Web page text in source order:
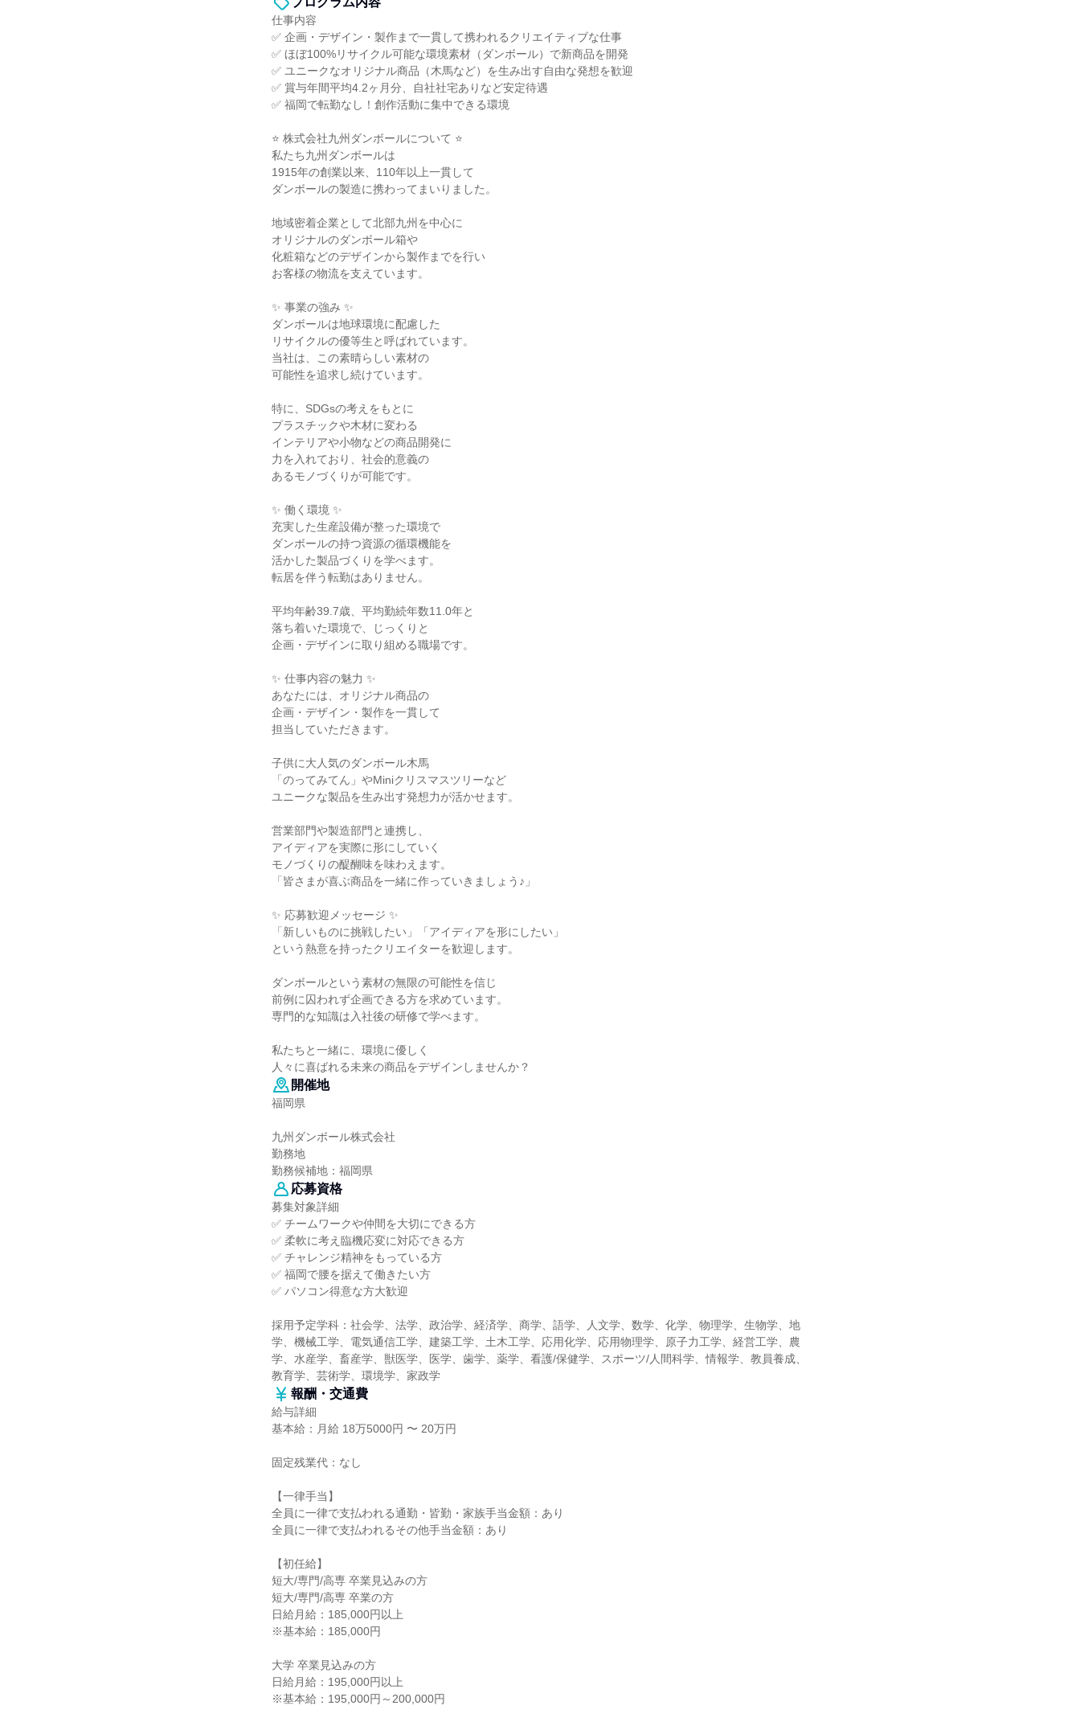
仕事内容
✅ 企画・デザイン・製作まで一貫して携われるクリエイティブな仕事
✅ ほぼ100%リサイクル可能な環境素材（ダンボール）で新商品を開発
✅ ユニークなオリジナル商品（木馬など）を生み出す自由な発想を歓迎
✅ 賞与年間平均4.2ヶ月分、自社社宅ありなど安定待遇
✅ 福岡で転勤なし！創作活動に集中できる環境
⭐ 株式会社九州ダンボールについて ⭐
私たち九州ダンボールは
1915年の創業以来、110年以上一貫して
ダンボールの製造に携わってまいりました。
地域密着企業として北部九州を中心に
オリジナルのダンボール箱や
化粧箱などのデザインから製作までを行い
お客様の物流を支えています。
✨ 事業の強み ✨
ダンボールは地球環境に配慮した
リサイクルの優等生と呼ばれています。
当社は、この素晴らしい素材の
可能性を追求し続けています。
特に、SDGsの考えをもとに
プラスチックや木材に変わる
インテリアや小物などの商品開発に
力を入れており、社会的意義の
あるモノづくりが可能です。
✨ 働く環境 ✨
充実した生産設備が整った環境で
ダンボールの持つ資源の循環機能を
活かした製品づくりを学べます。
転居を伴う転勤はありません。
平均年齢39.7歳、平均勤続年数11.0年と
落ち着いた環境で、じっくりと
企画・デザインに取り組める職場です。
✨ 仕事内容の魅力 ✨
あなたには、オリジナル商品の
企画・デザイン・製作を一貫して
担当していただきます。
子供に大人気のダンボール木馬
「のってみてん」やMiniクリスマスツリーなど
ユニークな製品を生み出す発想力が活かせます。
営業部門や製造部門と連携し、
アイディアを実際に形にしていく
モノづくりの醍醐味を味わえます。
「皆さまが喜ぶ商品を一緒に作っていきましょう♪」
✨ 応募歓迎メッセージ ✨
「新しいものに挑戦したい」「アイディアを形にしたい」
という熱意を持ったクリエイターを歓迎します。
ダンボールという素材の無限の可能性を信じ
前例に囚われず企画できる方を求めています。
専門的な知識は入社後の研修で学べます。
私たちと一緒に、環境に優しく
人々に喜ばれる未来の商品をデザインしませんか？
開催地
福岡県
九州ダンボール株式会社
勤務地
勤務候補地：福岡県
応募資格
募集対象詳細
✅ チームワークや仲間を大切にできる方
✅ 柔軟に考え臨機応変に対応できる方
✅ チャレンジ精神をもっている方
✅ 福岡で腰を据えて働きたい方
✅ パソコン得意な方大歓迎
採用予定学科：社会学、法学、政治学、経済学、商学、語学、人文学、数学、化学、物理学、生物学、地
学、機械工学、電気通信工学、建築工学、土木工学、応用化学、応用物理学、原子力工学、経営工学、農
学、水産学、畜産学、獣医学、医学、歯学、薬学、看護/保健学、スポーツ/人間科学、情報学、教員養成、
教育学、芸術学、環境学、家政学
報酬・交通費
給与詳細
基本給：月給 18万5000円 〜 20万円
固定残業代：なし
【一律手当】
全員に一律で支払われる通勤・皆勤・家族手当金額：あり
全員に一律で支払われるその他手当金額：あり
【初任給】
短大/専門/高専 卒業見込みの方
短大/専門/高専 卒業の方
日給月給：185,000円以上
※基本給：185,000円
大学 卒業見込みの方
日給月給：195,000円以上
※基本給：195,000円～200,000円